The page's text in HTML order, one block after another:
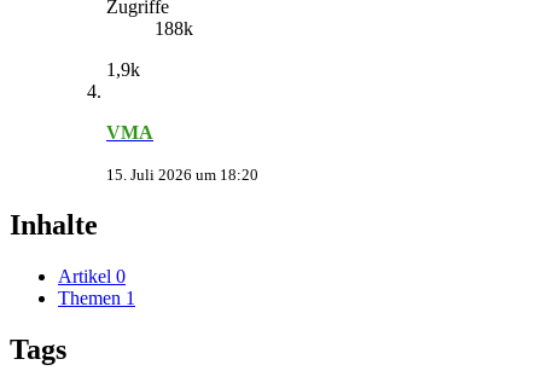
Zugriffe
188k
1,9k
VMA
15. Juli 2026 um 18:20
Inhalte
Artikel 0
Themen 1
Tags